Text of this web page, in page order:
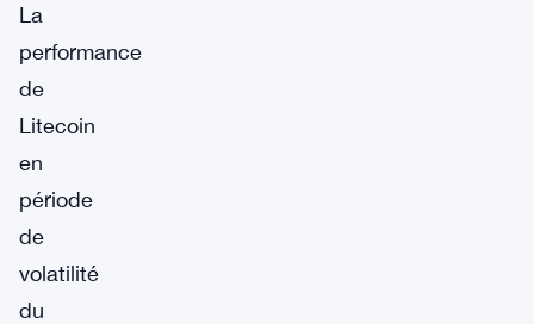
La
performance
de
Litecoin
en
période
de
volatilité
du